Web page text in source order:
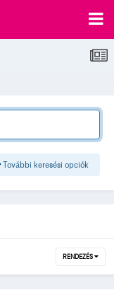
További keresési opciók
RENDEZÉS